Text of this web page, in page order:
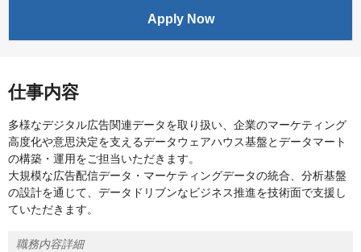
Apply Now
仕事内容
多様なデジタル広告関連データを取り扱い、企業のマーケティング
高度化や意思決定を支えるデータウェアハウス基盤とデータマート
の構築・運用をご担当いただきます。
大規模な広告配信データ・マーケティングデータの統合、分析基盤
の設計を通じて、データドリブンなビジネス推進を技術面で支援し
ていただきます。
職務内容詳細